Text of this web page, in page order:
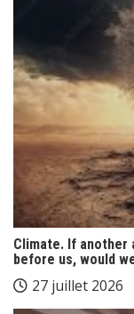
Climate. If another
before us, would
27 juillet 2026